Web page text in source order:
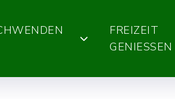
FREIZEIT
GENIESSEN